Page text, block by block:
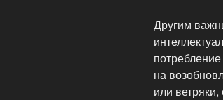
Другим
на
или